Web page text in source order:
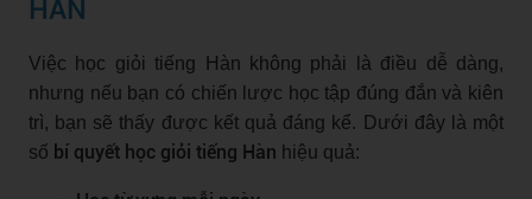
HÀN
Việc học giỏi tiếng Hàn không phải là điều dễ dàng,
nhưng nếu bạn có chiến lược học tập đúng đắn và kiên
trì, bạn sẽ thấy được kết quả đáng kể. Dưới đây là một
số bí quyết học giỏi tiếng Hàn hiệu quả: